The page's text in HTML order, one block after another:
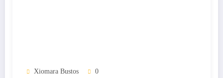
Xiomara Bustos 0